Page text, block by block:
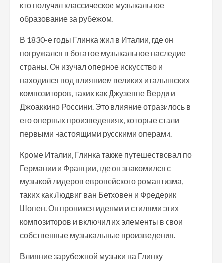
кто получил классическое музыкальное
образование за рубежом.
В 1830-е годы Глинка жил в Италии, где он
погружался в богатое музыкальное наследие
страны. Он изучал оперное искусство и
находился под влиянием великих итальянских
композиторов, таких как Джузеппе Верди и
Джоаккино Россини. Это влияние отразилось в
его оперных произведениях, которые стали
первыми настоящими русскими операми.
Кроме Италии, Глинка также путешествовал по
Германии и Франции, где он знакомился с
музыкой лидеров европейского романтизма,
таких как Людвиг ван Бетховен и Фредерик
Шопен. Он проникся идеями и стилями этих
композиторов и включил их элементы в свои
собственные музыкальные произведения.
Влияние зарубежной музыки на Глинку